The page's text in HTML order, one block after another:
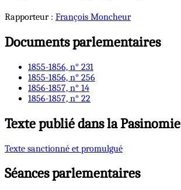
Rapporteur : François Moncheur
Documents parlementaires
1855-1856, n° 231
1855-1856, n° 256
1856-1857, n° 14
1856-1857, n° 22
Texte publié dans la Pasinomie
Texte sanctionné et promulgué
Séances parlementaires